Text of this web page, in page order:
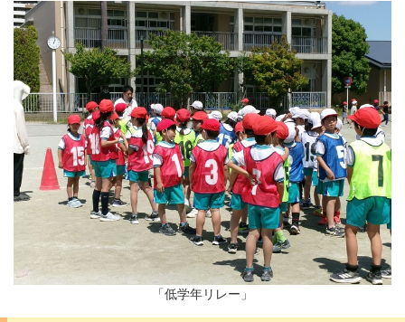
「低学年リレー」